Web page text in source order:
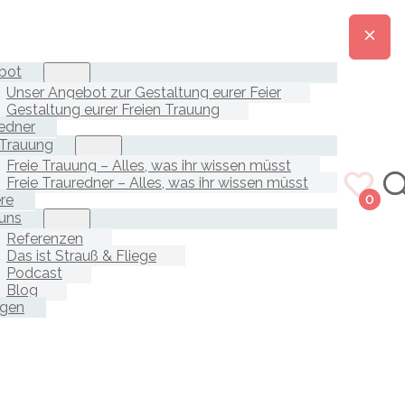
Unser Angebot zur Gestaltung eurer Feier
Gestaltung eurer Freien Trauung
Freie Trauung – Alles, was ihr wissen müsst
Freie Trauredner – Alles, was ihr wissen müsst
Referenzen
Das ist Strauß & Fliege
Podcast
Blog
0